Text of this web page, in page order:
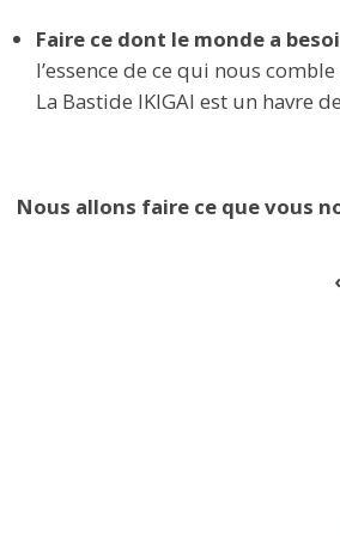
Faire ce dont le monde a
l’essence de ce qui nous
La Bastide IKIGAI est un havre
Nous allons faire ce que vous